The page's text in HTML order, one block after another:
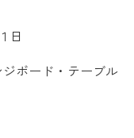
日
ボード・テーブル